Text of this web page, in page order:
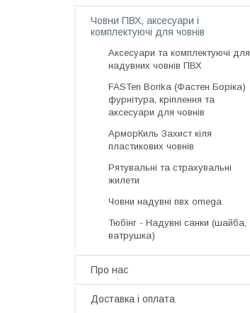
Човни ПВХ, аксесуари і
комплектуючі для човнів
Аксесуари та комплектуючі для
надувних човнів ПВХ
FASTen Borika (Фастен Боріка)
фурнітура, кріплення та
аксесуари для човнів
АрморКиль Захист кіля
пластикових човнів
Рятувальні та страхувальні
жилети
Човни надувні пвх omega
Тюбінг - Надувні санки (шайба,
ватрушка)
Про нас
Доставка і оплата